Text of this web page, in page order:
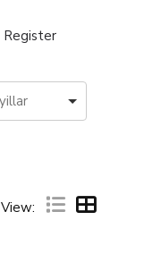
Register
View: